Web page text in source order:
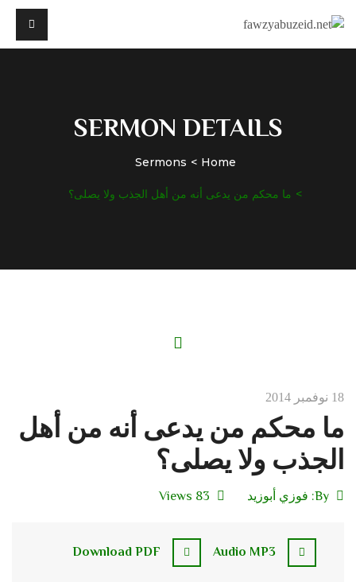
SERMON DETAILS
Home
Sermons
ما محكم من يدعى أنه من أهل الجذب ولا يصلى؟
18 نوفمبر 2014
ما محكم من يدعى أنه من أهل
الجذب ولا يصلى؟
By: فوزي أبوزيد 83 Views
Audio MP3
Download PDF